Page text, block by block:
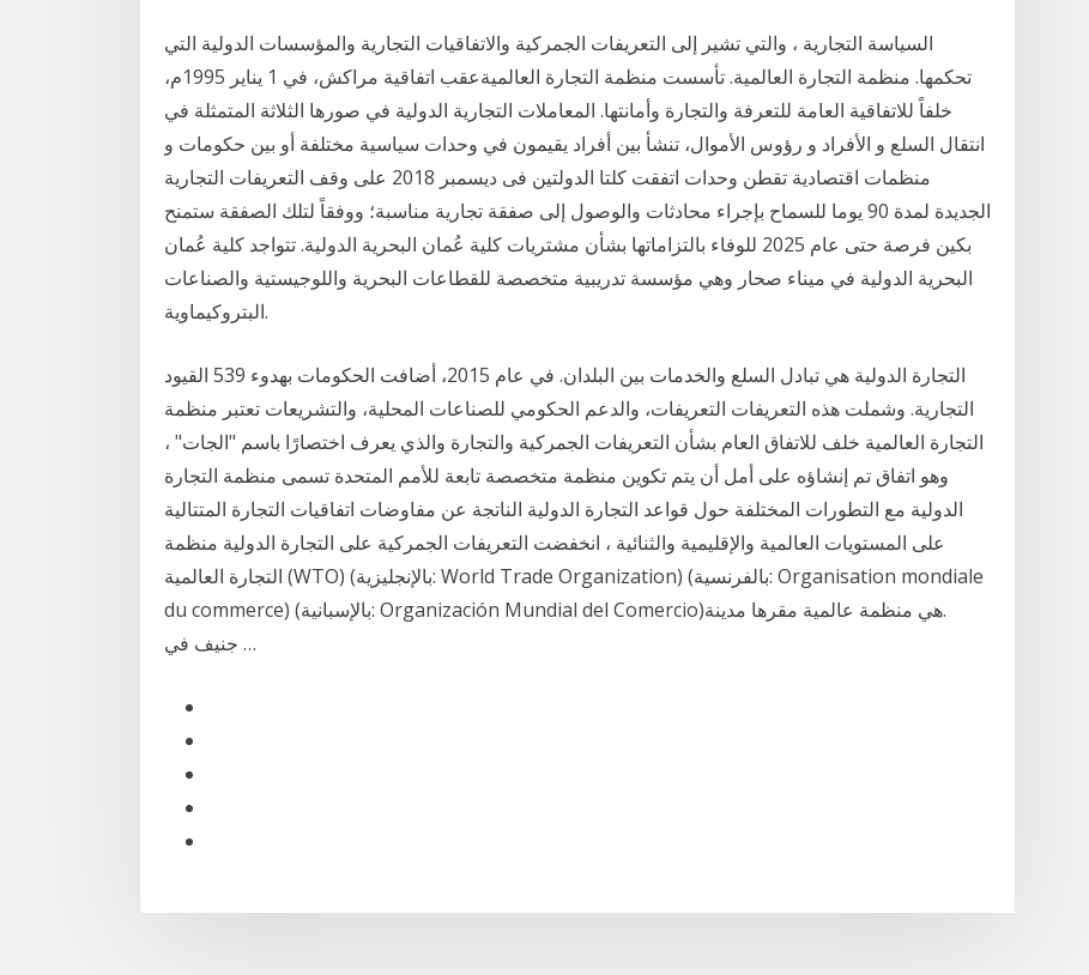
السياسة التجارية ، والتي تشير إلى التعريفات الجمركية والاتفاقيات التجارية والمؤسسات الدولية التي
تحكمها. منظمة التجارة العالمية. تأسست منظمة التجارة العالميةعقب اتفاقية مراكش، في 1 يناير 1995م،
خلفاً للاتفاقية العامة للتعرفة والتجارة وأمانتها. المعاملات التجارية الدولية في صورها الثلاثة المتمثلة في
انتقال السلع و الأفراد و رؤوس الأموال، تنشأ بين أفراد يقيمون في وحدات سياسية مختلفة أو بين حكومات و
منظمات اقتصادية تقطن وحدات اتفقت كلتا الدولتين فى ديسمبر 2018 على وقف التعريفات التجارية
الجديدة لمدة 90 يوما للسماح بإجراء محادثات والوصول إلى صفقة تجارية مناسبة؛ ووفقاً لتلك الصفقة ستمنح
بكين فرصة حتى عام 2025 للوفاء بالتزاماتها بشأن مشتريات كلية عُمان البحرية الدولية. تتواجد كلية عُمان
البحرية الدولية في ميناء صحار وهي مؤسسة تدريبية متخصصة للقطاعات البحرية واللوجيستية والصناعات
البتروكيماوية.
التجارة الدولية هي تبادل السلع والخدمات بين البلدان. في عام 2015، أضافت الحكومات بهدوء 539 القيود
التجارية. وشملت هذه التعريفات التعريفات، والدعم الحكومي للصناعات المحلية، والتشريعات تعتبر منظمة
التجارة العالمية خلف للاتفاق العام بشأن التعريفات الجمركية والتجارة والذي يعرف اختصارًا باسم "الجات" ،
وهو اتفاق تم إنشاؤه على أمل أن يتم تكوين منظمة متخصصة تابعة للأمم المتحدة تسمى منظمة التجارة
الدولية مع التطورات المختلفة حول قواعد التجارة الدولية الناتجة عن مفاوضات اتفاقيات التجارة المتتالية
على المستويات العالمية والإقليمية والثنائية ، انخفضت التعريفات الجمركية على التجارة الدولية منظمة
التجارة العالمية (WTO) (بالإنجليزية: World Trade Organization)‏ (بالفرنسية: Organisation mondiale
du commerce)‏ (بالإسبانية: Organización Mundial del Comercio)‏.هي منظمة عالمية مقرها مدينة
جنيف في …